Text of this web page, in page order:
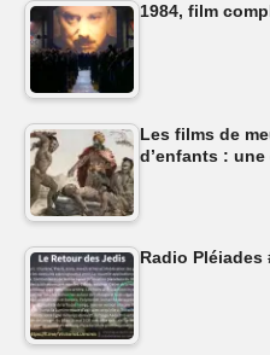
1984, film
Les films de
d’enfants :
Radio Pléiades